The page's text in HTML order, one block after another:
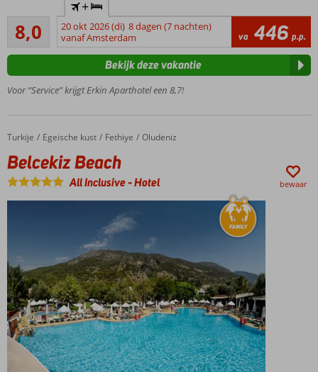
vriendelijk
personeel
Restaurant
gerechten
ook
rustige
omgeving
8,0
Zeer goed
27
beoordelingen
+
20 okt 2026 (di) 8 dagen (7 nachten)
vanaf Amsterdam
va 446 p.p.
Voor “Service” krijgt Erkin Aparthotel een 8,7!
Bekijk deze vakantie
Home
Turkije Egeische kust Fethiye Oludeniz
Belcekiz Beach
Belcekiz Beach
All Inclusive-Hotel bewaar